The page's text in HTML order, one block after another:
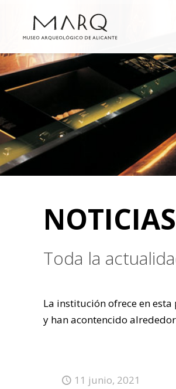
Toda la
La institución ofrece en
y han acontencido
11 junio, 2021